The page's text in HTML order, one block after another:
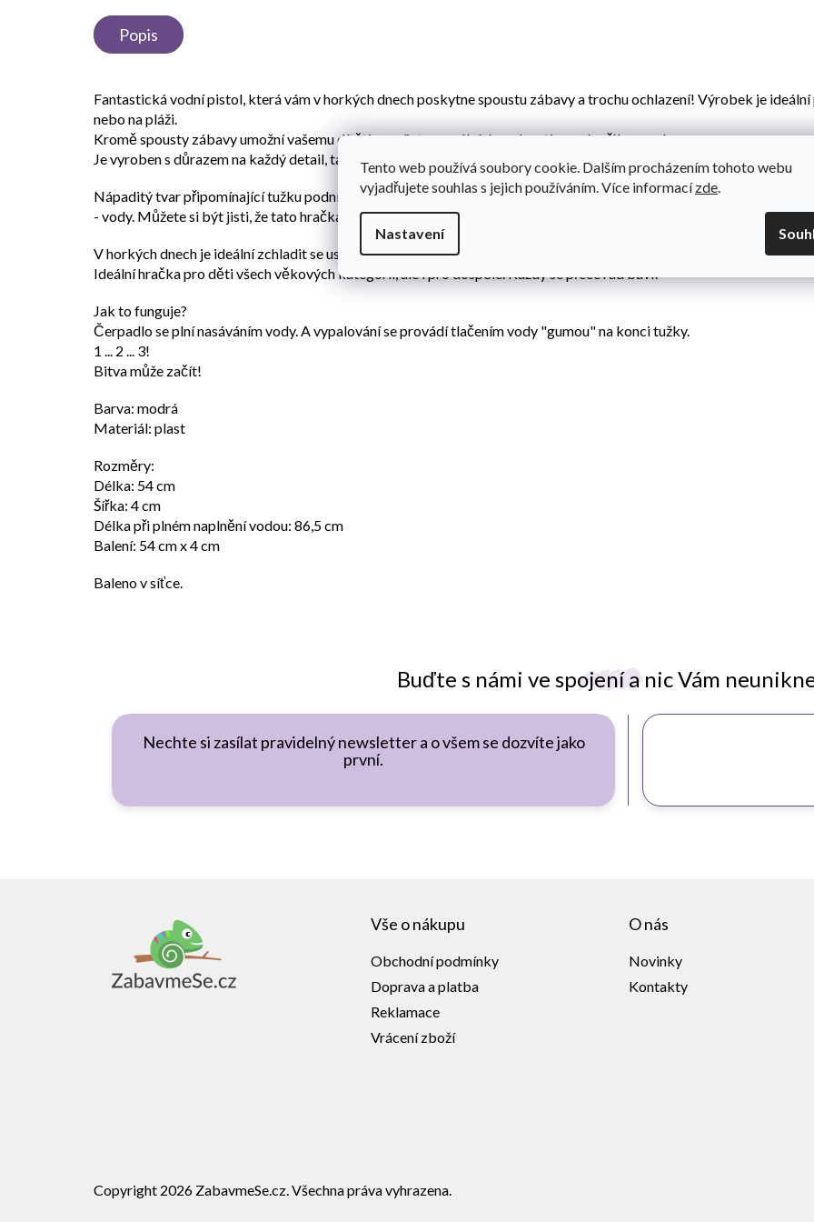
Tento web používá soubory cookie. Dalším procházením tohoto webu
vyjadřujete souhlas s jejich používáním. Více informacízde.
Nastavení
Buďte s námi ve spojení a nic Vám
Nechte si zasílat pravidelný newsletter a o všem se dozvíte jako
první.
Popis
Fantastická vodní pistol, která vám v horkých dnech poskytne spoustu zábavy a trochu ochlazení! Výrobek je
nebo na pláži.
Kromě spousty zábavy umožní vašemu dítěti rozvíjet manuální dovednosti a podpoří hru venku.
Je vyroben s důrazem na každý detail, takže úspěšně přežije nejednu vodní válku. A jasné barvy úspěšně upoutají
Nápaditý tvar připomínající tužku podnítí dětskou představivost a děti si budou připadat jako v pohádce. Děti si
- vody. Můžete si být jisti, že tato hračka vám poskytne nekonečnou zábavu.
V horkých dnech je ideální zchladit se uspořádáním vodní bitvy!
Ideální hračka pro děti všech věkových kategorií, ale i pro dospělé. Každý se přece rád baví!
Jak to funguje?
Čerpadlo se plní nasáváním vody. A vypalování se provádí tlačením vody "gumou" na konci tužky.
1 ... 2 ... 3!
Bitva může začít!
Barva: modrá
Materiál: plast
Rozměry:
Délka: 54 cm
Šířka: 4 cm
Délka při plném naplnění vodou: 86,5 cm
Balení: 54 cm x 4 cm
Baleno v síťce.
Vše o nákupu
Obchodní podmínky
Doprava a platba
Reklamace
Vrácení zboží
O nás
Novinky
Kontakty
Copyright 2026 ZabavmeSe.cz . Všechna práva vyhrazena.